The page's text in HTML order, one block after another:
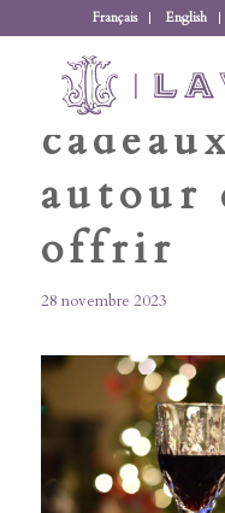
Français English
Noël
autour
offrir
28 novembre 2023